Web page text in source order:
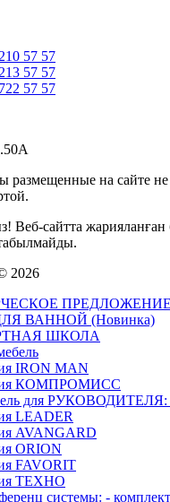
57 57
57 57
57 57
на сайте не
Веб-сайтта
2026
ВАННОЙ (Новинка)
ШКОЛА
IRON MAN
КОМПРОМИСС
для РУКОВОДИТЕЛЯ:
LEADER
AVANGARD
ORION
FAVORIT
ТЕХНО
системы: -